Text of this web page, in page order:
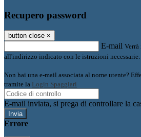
Recupero password
button close ×
E-mail
all'indirizzo indicato con le istruzioni necessarie.
Non hai una e-mail associata al nome utente?
tramite la Login Spaggiari
E-mail inviata, si prega di controllare la
Errore